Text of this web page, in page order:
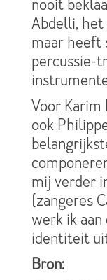
nooit
Abdelli, het
maar heeft
percussie-
Voor
ook
mij verder
(zangeres
werk ik
identiteit
Bron: